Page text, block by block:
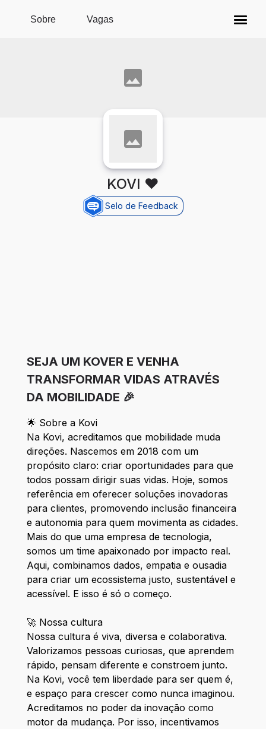
Pular para o conteúdo principal
Sobre Vagas
KOVI ❤️
Selo de Feedback
SEJA UM KOVER E VENHA
TRANSFORMAR VIDAS ATRAVÉS
DA MOBILIDADE 🎉
🌟 Sobre a Kovi
Na Kovi, acreditamos que mobilidade muda
direções. Nascemos em 2018 com um
propósito claro: criar oportunidades para que
todos possam dirigir suas vidas. Hoje, somos
referência em oferecer soluções inovadoras
para clientes, promovendo inclusão financeira
e autonomia para quem movimenta as cidades.
Mais do que uma empresa de tecnologia,
somos um time apaixonado por impacto real.
Aqui, combinamos dados, empatia e ousadia
para criar um ecossistema justo, sustentável e
acessível. E isso é só o começo.
🚀 Nossa cultura
Nossa cultura é viva, diversa e colaborativa.
Valorizamos pessoas curiosas, que aprendem
rápido, pensam diferente e constroem junto.
Na Kovi, você tem liberdade para ser quem é,
e espaço para crescer como nunca imaginou.
Acreditamos no poder da inovação como
motor da mudança. Por isso, incentivamos